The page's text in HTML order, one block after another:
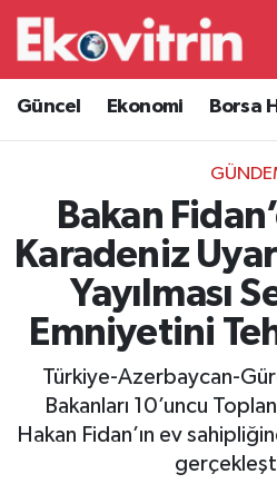
Güncel Ekonomi Borsa
Bakan
Karadeniz
Yayılması
Emniyetini
Türkiye-Azerbaycan-
Bakanları 10’uncu
Hakan Fidan’ın ev
Güncel
Ekonomi
Borsa Haberleri
İş Dünyası
Lojistik
Otovitrin
Asayiş
Hava Durumu
Trafik Durumu
Süper Lig Puan Durumu
Tüm Manşetler
Son Dakika Haberleri
Haber Arşivi